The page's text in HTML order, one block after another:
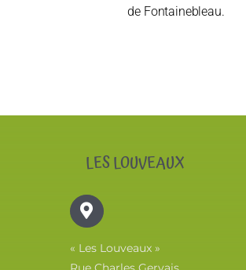
de Fontainebleau.
LES LOUVEAUX
« Les Louveaux »